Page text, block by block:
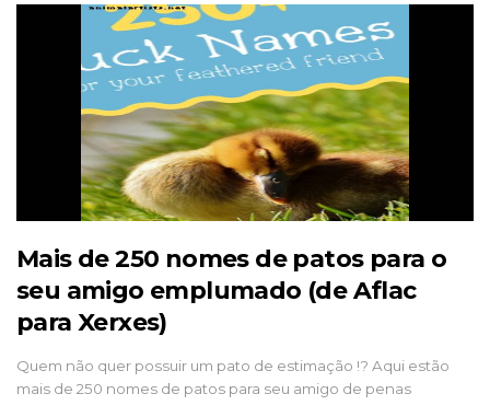
Mais de 250 nomes de patos para o
seu amigo emplumado (de Aflac
para Xerxes)
Quem não quer possuir um pato de estimação !? Aqui estão
mais de 250 nomes de patos para seu amigo de penas